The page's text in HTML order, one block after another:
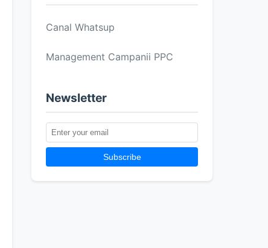
Canal Whatsup
Management Campanii PPC
Newsletter
Subscribe